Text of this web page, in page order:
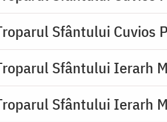
Sfântului Cuvios
Sfântului Ierarh
Sfântului Ierarh